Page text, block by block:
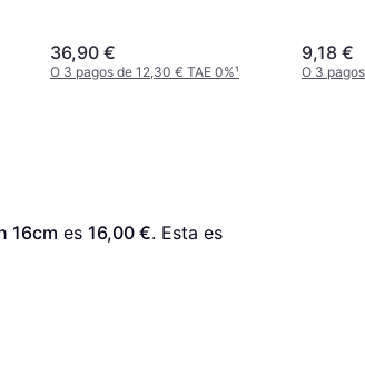
36,90 €
O 3 pagos de 12,30 € TAE 0%¹
Decor
9,18 €
O 3
16cm es 16,00 €. Esta es